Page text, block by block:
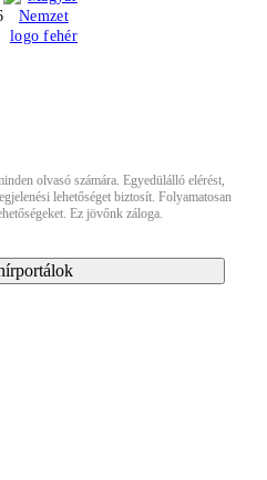
olvasó számára. Egyedülálló elérést,
lehetőséget biztosít. Folyamatosan
Ez jövőnk záloga.